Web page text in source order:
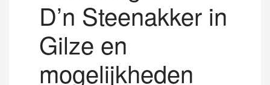
D’n Steenakker in
Gilze en
mogelijkheden